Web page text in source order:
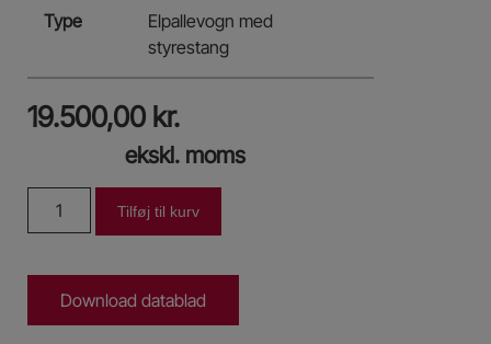
Type
Elpallevogn med
styrestang
19.500,00 kr.
ekskl. moms
Tilføj til kurv
Download datablad